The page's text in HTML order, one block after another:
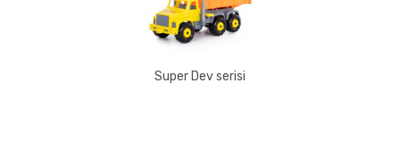
Super Dev serisi